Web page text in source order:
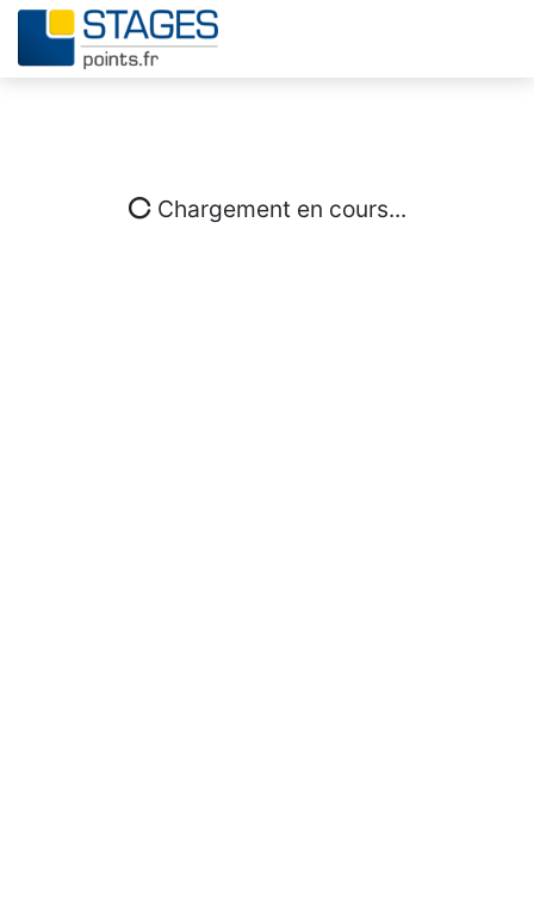
Chargement en cours...